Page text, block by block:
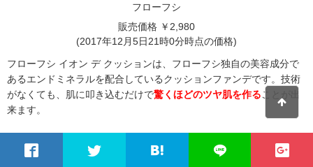
フローフシ
販売価格 ￥2,980
(2017年12月5日21時0分時点の価格)
フローフシ イオン デ クッションは、フローフシ独自の美容成分で
あるエンドミネラルを配合しているクッションファンデです。技術
がなくても、肌に叩き込むだけで驚くほどのツヤ肌を作ることが出
来ます。
です。無鉱物油・パラベンフリーで紫外線対策も出来ます！